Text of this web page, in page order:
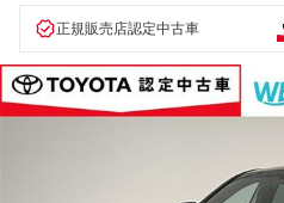
正規販売店認定中古車